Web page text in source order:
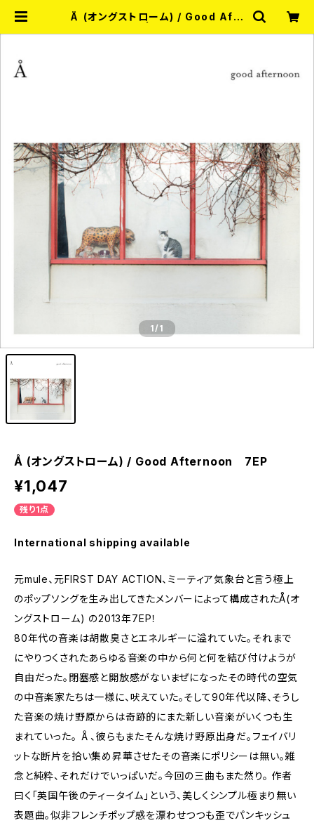
Å (オングストローム) / Good Afte
1/1
Å (オングストローム) / Good Afternoon 7EP
¥1,047
残り1点
International shipping available
元mule、元FIRST DAY ACTION、ミーティア気象台と言う極上
のポップソングを生み出してきたメンバーによって構成されたÅ(オ
ングストローム) の2013年7EP！
80年代の音楽は胡散臭さとエネルギーに溢れていた。それまで
にやりつくされたあらゆる音楽の中から何と何を結び付けようが
自由だった。閉塞感と開放感がないまぜになったその時代の空気
の中音楽家たちは一様に、吠えていた。そして90年代以降、そうし
た音楽の焼け野原からは奇跡的にまた新しい音楽がいくつも生
まれていった。 Å、彼らもまたそんな焼け野原出身だ。フェイバリ
ットな断片を拾い集め昇華させたその音楽にポリシーは無い。雑
念と純粋、それだけでいっぱいだ。今回の三曲もまた然り。 作者
曰く「英国午後のティータイム」という、美しくシンプル極まり無い
表題曲。似非フレンチポップ感を漂わせつつも歪でパンキッシュ